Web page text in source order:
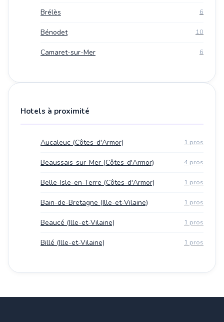
Brélès 6
Bénodet 10
Camaret-sur-Mer 6
Hotels à proximité
Aucaleuc (Côtes-d'Armor) 1 pros
Beaussais-sur-Mer (Côtes-d'Armor) 4 pros
Belle-Isle-en-Terre (Côtes-d'Armor) 1 pros
Bain-de-Bretagne (Ille-et-Vilaine) 1 pros
Beaucé (Ille-et-Vilaine) 1 pros
Billé (Ille-et-Vilaine) 1 pros